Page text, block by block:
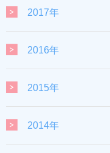
2017年
2016年
2015年
2014年